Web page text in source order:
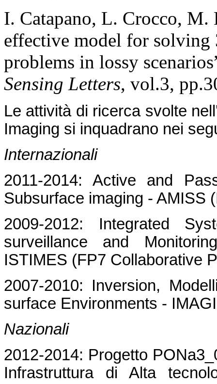
I. Catapano, L. Crocco, M.
effective model for solving
problems in lossy
Sensing Letters, vol.3,
Le attività di ricerca svolte
Imaging si inquadrano nei
Internazionali
2011-2014: Active and
Subsurface imaging - AMISS
2009-2012: Integrated
surveillance and
ISTIMES (FP7 Collaborative
2007-2010: Inversion,
surface Environments -
Nazionali
2012-2014: Progetto
Infrastruttura di Alta